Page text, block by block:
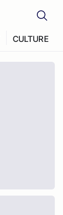
CULTURE